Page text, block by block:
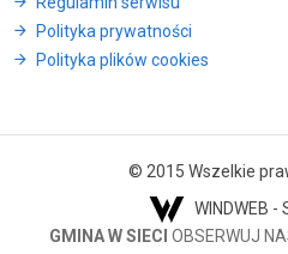
Polityka prywatności
Polityka plików cookies
© 2015 Wszelkie
WINDWEB
GMINA W SIECI OBSERWUJ